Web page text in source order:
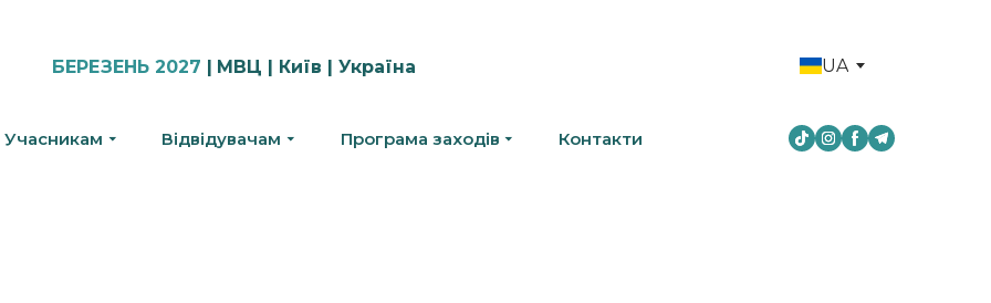
БЕРЕЗЕНЬ 2027 | МВЦ | Київ | Україна
Учасникам Відвідувачам Програма заходів Контакти
UA